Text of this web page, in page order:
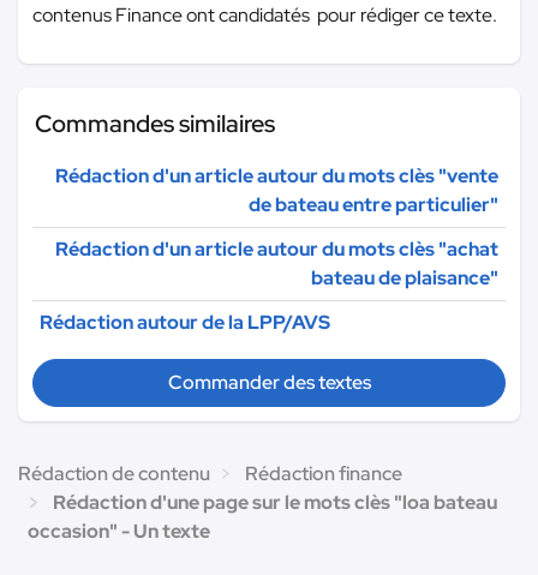
contenus Finance ont candidatés pour rédiger ce texte.
Commandes similaires
Rédaction d'un article autour du mots clès "vente
de bateau entre particulier"
Rédaction d'un article autour du mots clès "achat
bateau de plaisance"
Rédaction autour de la LPP/AVS
Commander des textes
Rédaction de contenu
Rédaction finance
Rédaction d'une page sur le mots clès "loa bateau
occasion" - Un texte